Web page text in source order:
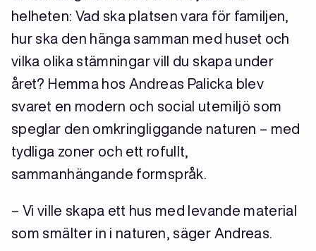
helheten: Vad ska platsen vara för familjen,
hur ska den hänga samman med huset och
vilka olika stämningar vill du skapa under
året? Hemma hos Andreas Palicka blev
svaret en modern och social utemiljö som
speglar den omkringliggande naturen – med
tydliga zoner och ett rofullt,
sammanhängande formspråk.
– Vi ville skapa ett hus med levande material
som smälter in i naturen, säger Andreas.